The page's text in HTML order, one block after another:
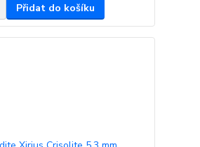
Přidat do košíku